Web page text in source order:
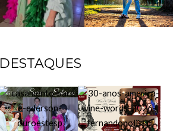
DESTAQUES